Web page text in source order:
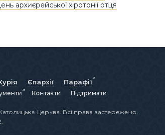
архиєрейської хіротонії отця
Єпархії Парафії
Контакти Підтримати
Церква. Всі права застережено.